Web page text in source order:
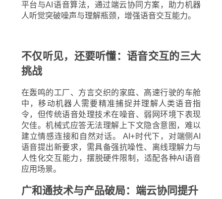
平台与AI语音算法，通过端云协同方案，助力机器
人听觉突破噪声与理解瓶颈，增强语音交互能力。
不仅听见，还要听懂：语音交互的三大
挑战
在轰鸣的工厂、方言交织的家庭、高速行驶的车舱
中，移动机器人需要精准捕捉并理解人类语音指
令，但传统语音处理技术在噪音、弱网环境下表现
欠佳。机械式应答无法理解上下文隐含意图，难以
建立情感连接和自然对话。 AI+时代下，对端侧AI
语音提出新要求，需具备强抗噪性、离线理解力与
人性化交互能力，摆脱硬件限制，适配各种AI语音
应用场景。
广和通技术与产品破局：端云协同提升